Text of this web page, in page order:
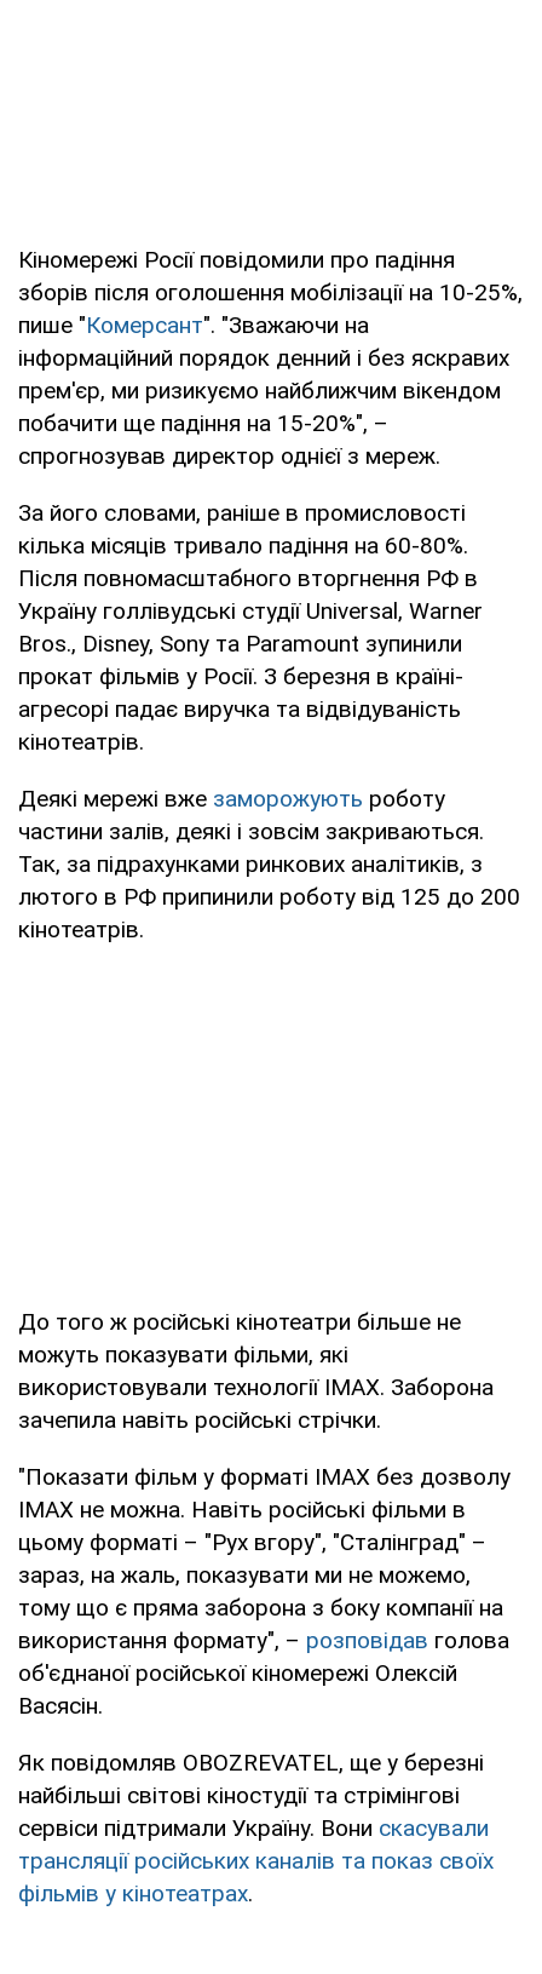
Кіномережі Росії повідомили про падіння
зборів після оголошення мобілізації на 10-25%,
пише "Комерсант". "Зважаючи на
інформаційний порядок денний і без яскравих
прем'єр, ми ризикуємо найближчим вікендом
побачити ще падіння на 15-20%", –
спрогнозував директор однієї з мереж.
За його словами, раніше в промисловості
кілька місяців тривало падіння на 60-80%.
Після повномасштабного вторгнення РФ в
Україну голлівудські студії Universal, Warner
Bros., Disney, Sony та Paramount зупинили
прокат фільмів у Росії. З березня в країні-
агресорі падає виручка та відвідуваність
кінотеатрів.
Деякі мережі вже заморожують роботу
частини залів, деякі і зовсім закриваються.
Так, за підрахунками ринкових аналітиків, з
лютого в РФ припинили роботу від 125 до 200
кінотеатрів.
До того ж російські кінотеатри більше не
можуть показувати фільми, які
використовували технології IMAX. Заборона
зачепила навіть російські стрічки.
"Показати фільм у форматі IMAX без дозволу
IMAX не можна. Навіть російські фільми в
цьому форматі – "Рух вгору", "Сталінград" –
зараз, на жаль, показувати ми не можемо,
тому що є пряма заборона з боку компанії на
використання формату", – розповідав голова
об'єднаної російської кіномережі Олексій
Васясін.
Як повідомляв OBOZREVATEL, ще у березні
найбільші світові кіностудії та стрімінгові
сервіси підтримали Україну. Вони скасували
трансляції російських каналів та показ своїх
фільмів у кінотеатрах.